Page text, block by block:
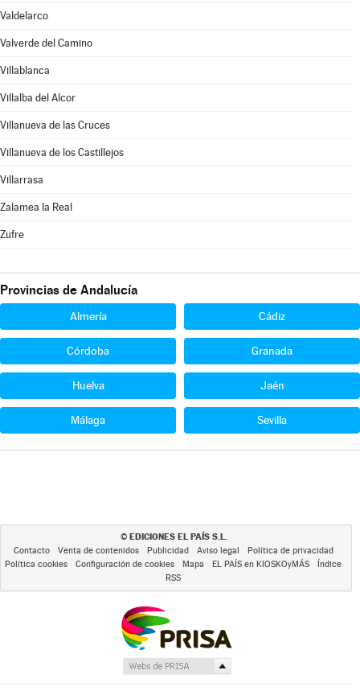
Valdelarco
Valverde del Camino
Villablanca
Villalba del Alcor
Villanueva de las Cruces
Villanueva de los Castillejos
Villarrasa
Zalamea la Real
Zufre
Provincias de Andalucía
Almería Cádiz
Córdoba Granada
Huelva Jaén
Málaga Sevilla
© EDICIONES EL PAÍS S.L.
Contacto Venta de contenidos Publicidad Aviso legal
Política de privacidad
Política cookies
Configuración de cookies Mapa EL PAÍS en KIOSKOyMÁS
Índice
RSS